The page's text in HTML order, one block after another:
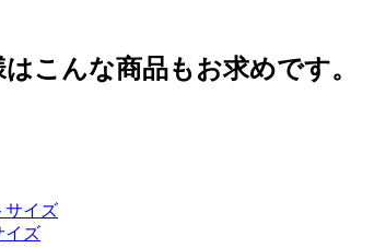
こんな商品もお求めです。
イズ